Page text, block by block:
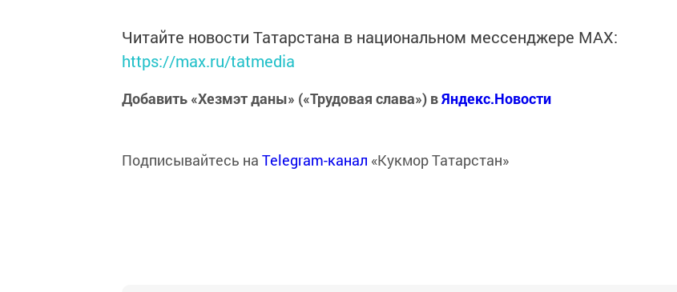
Читайте новости Татарстана в национальном мессенджере MАХ:
https://max.ru/tatmedia
Добавить «Хезмэт даны» («Трудовая слава») вЯндекс.Новости
Подписывайтесь на Telegram-канал «Кукмор Татарстан»